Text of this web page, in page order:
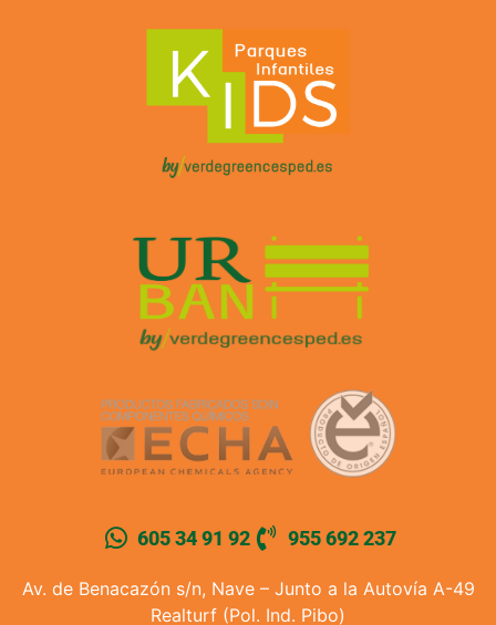
605 34 91 92 955 692 237
Av. de Benacazón s/n, Nave – Junto a la Autovía A-49
Realturf (Pol. Ind. Pibo)